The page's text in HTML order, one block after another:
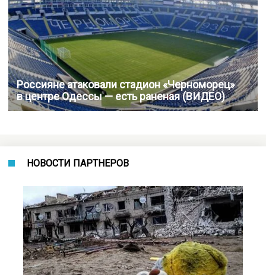
Россияне атаковали стадион «Черноморец»
в центре Одессы — есть раненая (ВИДЕО)
НОВОСТИ ПАРТНЕРОВ